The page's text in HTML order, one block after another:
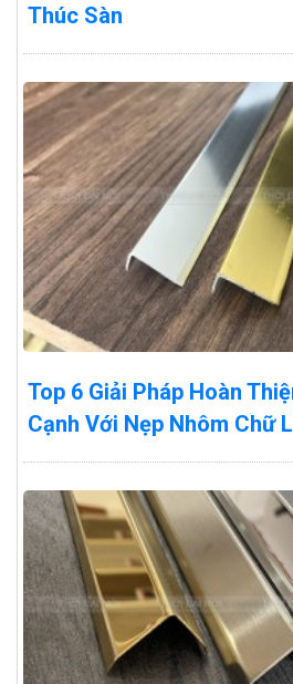
Thúc Sàn
Top 6 Giải Pháp Hoàn
Cạnh Với Nẹp Nhôm Chữ L